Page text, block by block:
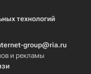
технологий
group@ria.ru
и рекламы